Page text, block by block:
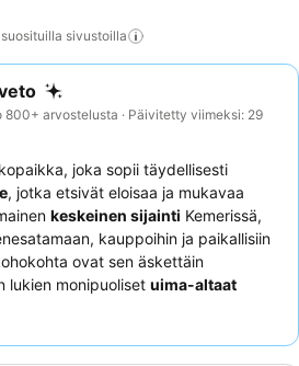
sivustoilla
arvostelusta · Päivitetty viimeksi: 29
joka sopii täydellisesti
, jotka etsivät eloisaa ja mukavaa
keskeinen sijainti Kemerissä,
kauppoihin ja paikallisiin
ovat sen äskettäin
lukien monipuoliset uima-altaat
ystävällistä ja huomaavaista